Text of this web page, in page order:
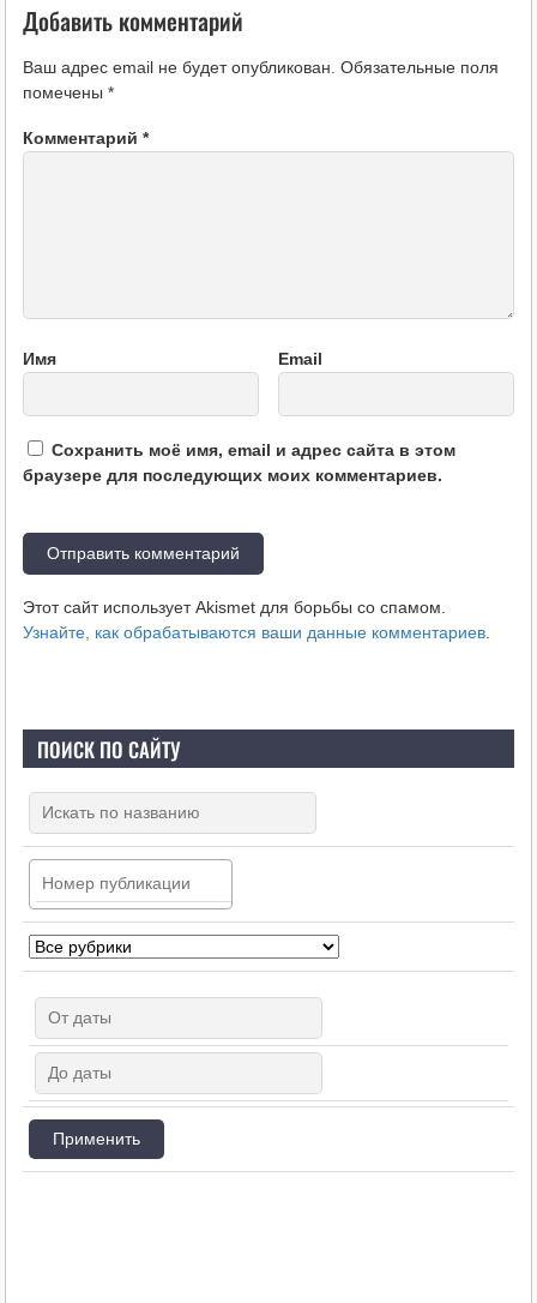
Добавить комментарий
Ваш адрес email не будет опубликован. Обязательные поля
помечены *
Комментарий *
Имя Email
Сохранить моё имя, email и адрес сайта в этом
браузере для последующих моих комментариев.
Этот сайт использует Akismet для борьбы со спамом.
Узнайте, как обрабатываются ваши данные комментариев.
ПОИСК ПО САЙТУ